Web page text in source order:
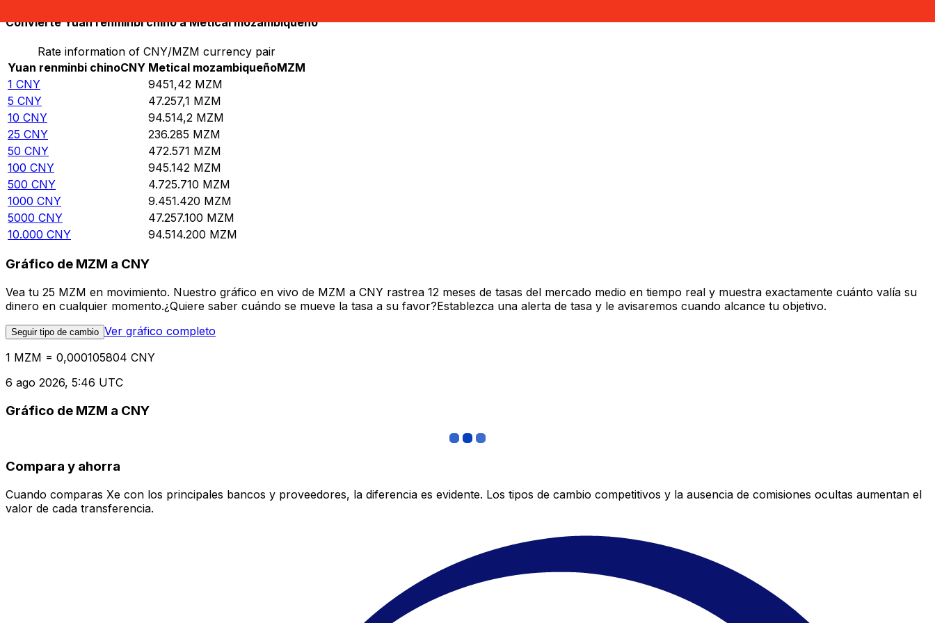
Convierte Yuan renminbi chino a Metical mozambiqueño
Rate information of CNY/MZM currency pair
Yuan renminbi chinoCNY Metical mozambiqueñoMZM
1 CNY 9451,42 MZM
5 CNY 47.257,1 MZM
10 CNY 94.514,2 MZM
25 CNY 236.285 MZM
50 CNY 472.571 MZM
100 CNY 945.142 MZM
500 CNY 4.725.710 MZM
1000 CNY 9.451.420 MZM
5000 CNY 47.257.100 MZM
10.000 CNY 94.514.200 MZM
Gráfico de MZM a CNY
Vea tu 25 MZM en movimiento. Nuestro gráfico en vivo de MZM a CNY rastrea 12 meses de tasas del mercado medio en tiempo real y muestra exactamente cuánto valía su
dinero en cualquier momento.¿Quiere saber cuándo se mueve la tasa a su favor?Establezca una alerta de tasa y le avisaremos cuando alcance tu objetivo.
Seguir tipo de cambio Ver gráfico completo
1 MZM = 0,000105804 CNY
6 ago 2026, 5:46 UTC
Gráfico de MZM a CNY
Compara y ahorra
Cuando comparas Xe con los principales bancos y proveedores, la diferencia es evidente. Los tipos de cambio competitivos y la ausencia de comisiones ocultas aumentan el
valor de cada transferencia.